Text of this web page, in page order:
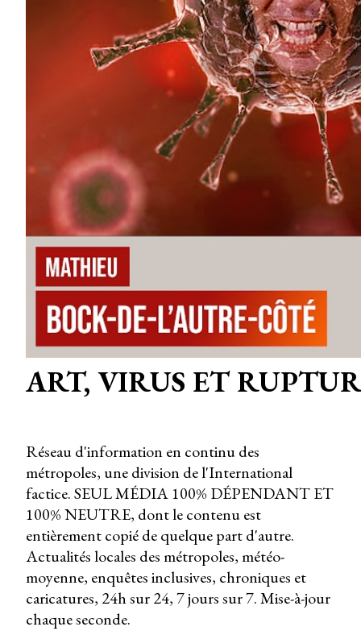
ART, VIRUS ET
Réseau d'information en continu des
métropoles, une division de l'International
factice. SEUL MÉDIA 100% DÉPENDANT ET
100% NEUTRE, dont le contenu est
entièrement copié de quelque part d'autre.
Actualités locales des métropoles, météo-
moyenne, enquêtes inclusives, chroniques et
caricatures, 24h sur 24, 7 jours sur 7. Mise-à-jour
chaque seconde.